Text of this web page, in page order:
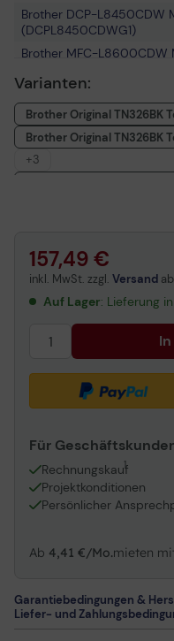
Brother DCP-L8450CDW
(DCPL8450CDWG1)
Brother MFC-L8600CDW
Brother HL-L 8350CDWT
(HLL8350CDWTG1)
Brother MFC-L
(MFCL8850CDWG1)
Brother MFC-L 8650CDW
Varianten:
Brother Original TN326BK
Brother Original TN326BK
+3
157,49 €
inkl. MwSt. zzgl. Versand ab
Auf Lager: Lieferung
Für
Rechnungskauf
1
Projektkonditionen
Persönlicher
Ab 4,41 €/Mo.mieten
Garantiebedingungen &
Liefer- und